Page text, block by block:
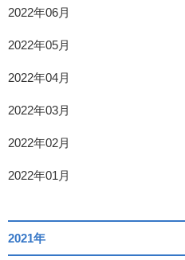
2022年06月
2022年05月
2022年04月
2022年03月
2022年02月
2022年01月
2021年